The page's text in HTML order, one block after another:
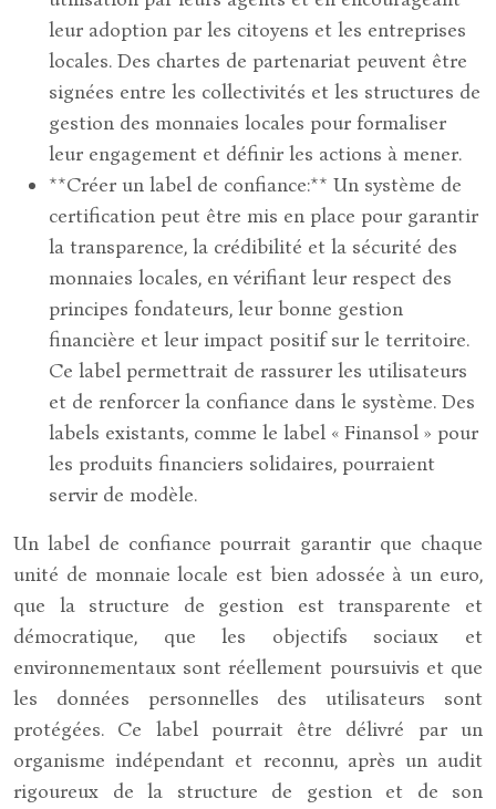
leur adoption par les citoyens et les entreprises
locales. Des chartes de partenariat peuvent être
signées entre les collectivités et les structures de
gestion des monnaies locales pour formaliser
leur engagement et définir les actions à mener.
**Créer un label de confiance:** Un système de
certification peut être mis en place pour garantir
la transparence, la crédibilité et la sécurité des
monnaies locales, en vérifiant leur respect des
principes fondateurs, leur bonne gestion
financière et leur impact positif sur le territoire.
Ce label permettrait de rassurer les utilisateurs
et de renforcer la confiance dans le système. Des
labels existants, comme le label « Finansol » pour
les produits financiers solidaires, pourraient
servir de modèle.
Un label de confiance pourrait garantir que chaque
unité de monnaie locale est bien adossée à un euro,
que la structure de gestion est transparente et
démocratique, que les objectifs sociaux et
environnementaux sont réellement poursuivis et que
les données personnelles des utilisateurs sont
protégées. Ce label pourrait être délivré par un
organisme indépendant et reconnu, après un audit
rigoureux de la structure de gestion et de son